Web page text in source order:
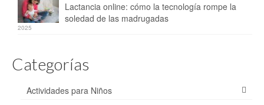
Lactancia online: cómo la tecnología rompe la
soledad de las madrugadas
2025
Categorías
Actividades para Niños